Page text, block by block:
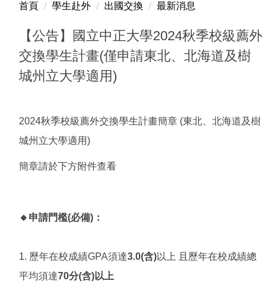
首頁 學生赴外 出國交換 最新消息
【公告】國立中正大學2024秋季校級薦外
交換學生計畫(僅申請東北、北海道及樹
城州立大學適用)
2024秋季校級薦外交換學生計畫簡章 (東北、北海道及樹
城州立大學適用)
簡章請於下方附件查看
🔸申請門檻(必備)：
1. 歷年在校成績GPA須達3.0(含)以上 且歷年在校成績總
平均須達70分(含)以上